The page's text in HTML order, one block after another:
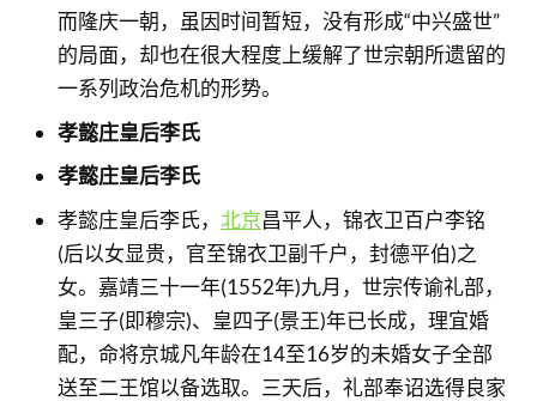
而隆庆一朝，虽因时间暂短，没有形成“中兴盛世”
的局面，却也在很大程度上缓解了世宗朝所遗留的
一系列政治危机的形势。
孝懿庄皇后李氏
孝懿庄皇后李氏
孝懿庄皇后李氏， 北京昌平人，锦衣卫百户李铭
(后以女显贵，官至锦衣卫副千户，封德平伯)之
女。嘉靖三十一年(1552年)九月，世宗传谕礼部，
皇三子(即穆宗)、皇四子(景王)年已长成，理宜婚
配，命将京城凡年龄在14至16岁的未婚女子全部
送至二王馆以备选取。三天后，礼部奉诏选得良家